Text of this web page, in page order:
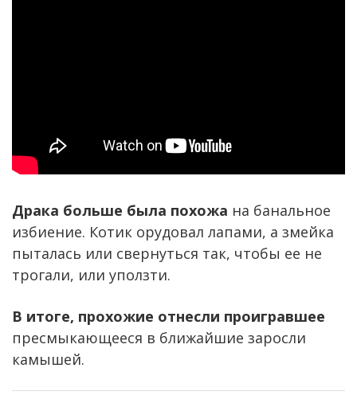
Драка больше была похожа на банальное
избиение. Котик орудовал лапами, а змейка
пыталась или свернуться так, чтобы ее не
трогали, или уползти.
В итоге, прохожие отнесли проигравшее
пресмыкающееся в ближайшие заросли
камышей.